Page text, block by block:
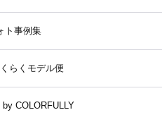
ト事例集
らくモデル便
COLORFULLY